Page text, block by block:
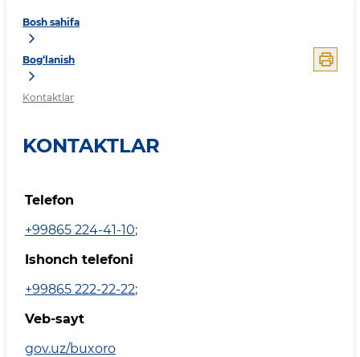
Bosh sahifa
Bog‘lanish
Kontaktlar
KONTAKTLAR
Telefon
+99865 224-41-10;
Ishonch telefoni
+99865 222-22-22;
Veb-sayt
gov.uz/buxoro